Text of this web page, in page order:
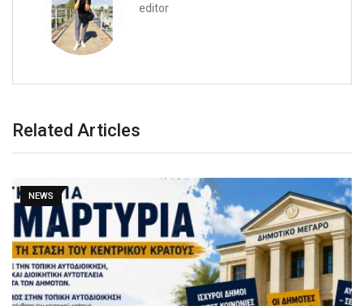
editor
Related Articles
NEWS